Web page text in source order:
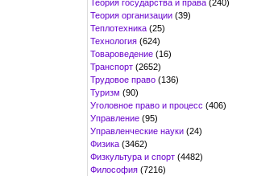
Теория государства и права (240)
Теория организации (39)
Теплотехника (25)
Технология (624)
Товароведение (16)
Транспорт (2652)
Трудовое право (136)
Туризм (90)
Уголовное право и процесс (406)
Управление (95)
Управленческие науки (24)
Физика (3462)
Физкультура и спорт (4482)
Философия (7216)